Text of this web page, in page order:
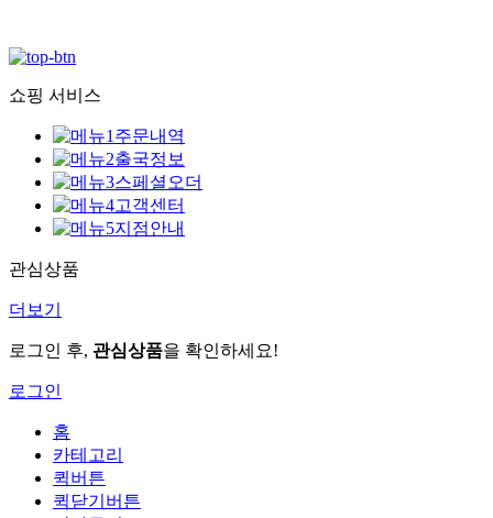
쇼핑 서비스
주문내역
출국정보
스페셜오더
고객센터
지점안내
관심상품
더보기
로그인 후, 관심상품을 확인하세요!
로그인
홈
카테고리
퀵버튼
퀵닫기버튼